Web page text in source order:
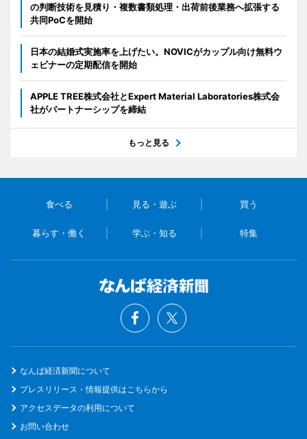
の判断技術を見積り・複数書類処理・出荷前後業務へ拡張する
共同PoCを開始
日本の結婚式実施率を上げたい。NOVICがカップル向け無料ウ
ェビナーの定期配信を開始
APPLE TREE株式会社とExpert Material Laboratories株式会
社がパートナーシップを締結
もっと見る
食べる 見る・遊ぶ 買う
暮らす・働く 学ぶ・知る 特集
なんば経済新聞について
プレスリリース・情報提供はこちらから
アクセスデータの利用について
お問い合わせ